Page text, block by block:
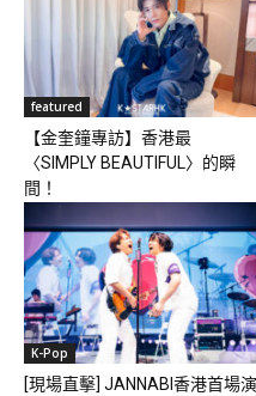
featured
【金奎鐘專訪】香港最
〈SIMPLY BEAUTIFUL〉的瞬
間！
K-Pop
[現場直擊] JANNABI香港首場演